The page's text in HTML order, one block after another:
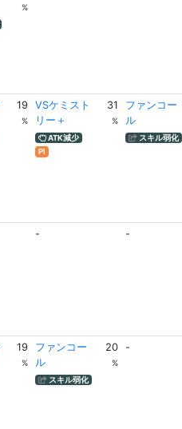
%
19
%
VSケミスト
リー＋
ATK減少
Pl
31
%
ファンコー
ル
スキル弱化
- -
19
%
ファンコー
ル
スキル弱化
20
%
-